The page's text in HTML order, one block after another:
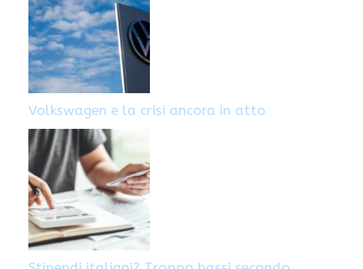
Volkswagen e la crisi ancora in atto